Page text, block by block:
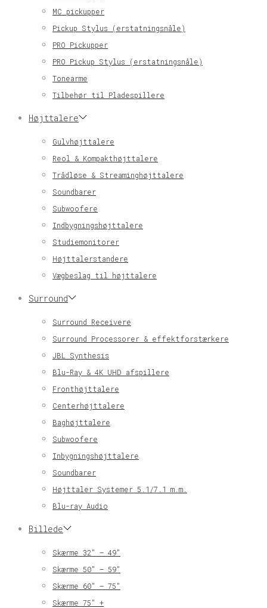
MC pickupper
Pickup Stylus (erstatningsnåle)
PRO Pickupper
PRO Pickup Stylus (erstatningsnåle)
Tonearme
Tilbehør til Pladespillere
Højttalere
Gulvhøjttalere
Reol & Kompakthøjttalere
Trådløse & Streaminghøjttalere
Soundbarer
Subwoofere
Indbygningshøjttalere
Studiemonitorer
Højttalerstandere
Vægbeslag til højttalere
Surround
Surround Receivere
Surround Processorer & effektforstærkere
JBL Synthesis
Blu-Ray & 4K UHD afspillere
Fronthøjttalere
Centerhøjttalere
Baghøjttalere
Subwoofere
Inbygningshøjttalere
Soundbarer
Højttaler Systemer 5.1/7.1 m.m.
Blu-ray Audio
Billede
Skærme 32″ – 49″
Skærme 50″ – 59″
Skærme 60″ – 75″
Skærme 75″ +